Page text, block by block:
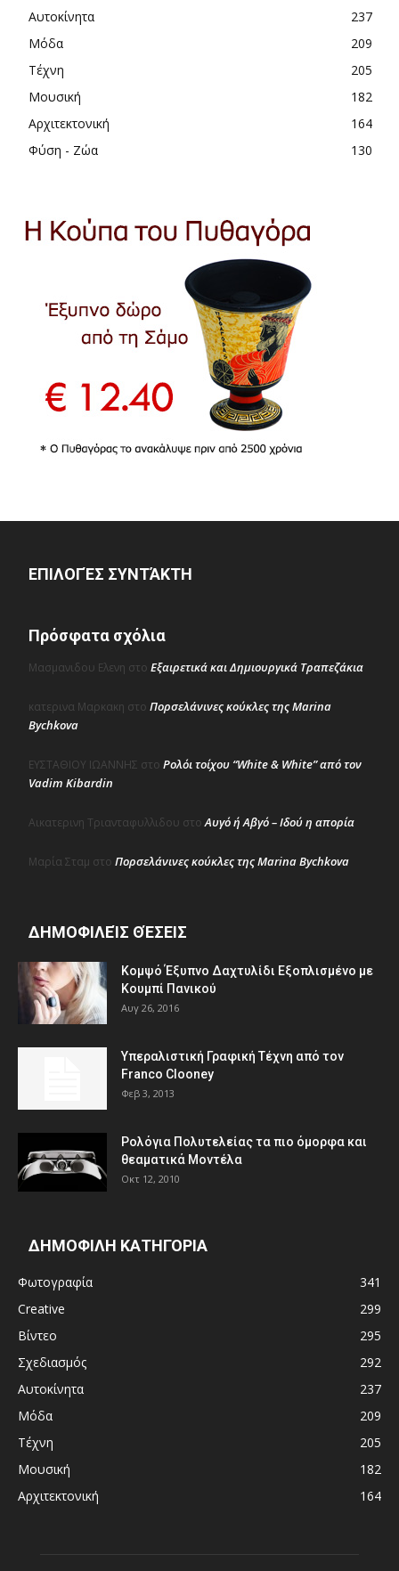
Αυτοκίνητα
237
Μόδα
209
Τέχνη
205
Μουσική
182
Αρχιτεκτονική
164
Φύση - Ζώα
130
ΕΠΙΛΟΓΈΣ ΣΥΝΤΆΚΤΗ
Πρόσφατα σχόλια
Μασμανιδου Ελενη στο Εξαιρετικά και Δημιουργικά Τραπεζάκια
κατερινα Μαρκακη στο Πορσελάνινες κούκλες της Marina
Bychkova
ΕΥΣΤΑΘΙΟΥ ΙΩΑΝΝΗΣ στο Ρολόι τοίχου “White & White” από τον
Vadim Kibardin
Αικατερινη Τριανταφυλλιδου στοΑυγό ή Αβγό – Ιδού η απορία
Μαρία Σταμ στο Πορσελάνινες κούκλες της Marina Bychkova
ΔΗΜΟΦΙΛΕΊΣ ΘΈΣΕΙΣ
Κομψό Έξυπνο Δαχτυλίδι Εξοπλισμένο με
Κουμπί Πανικού
Αυγ 26, 2016
Υπεραλιστική Γραφική Τέχνη από τον
Franco Clooney
Φεβ 3, 2013
Ρολόγια Πολυτελείας τα πιο όμορφα και
θεαματικά Μοντέλα
Οκτ 12, 2010
ΔΗΜΟΦΙΛΗ ΚΑΤΗΓΟΡΙΑ
Φωτογραφία
341
Creative
299
Βίντεο
295
Σχεδιασμός
292
Αυτοκίνητα
237
Μόδα
209
Τέχνη
205
Μουσική
182
Αρχιτεκτονική
164